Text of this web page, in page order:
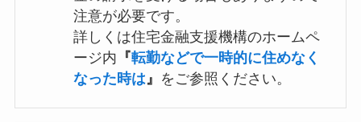
注意が必要です。
詳しくは住宅金融支援機構のホームペ
ージ内 『転勤などで一時的に住めなく
なった時は』 をご参照ください。